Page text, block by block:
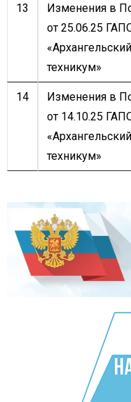
13
Изменения в
от 25.06.25
техникум»
14
Изменения в
от 14.10.25
техникум»